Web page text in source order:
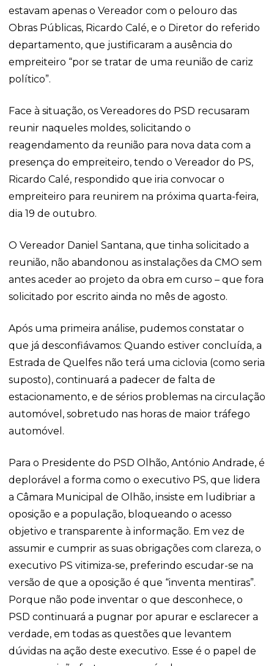
estavam apenas o Vereador com o pelouro das
Obras Públicas, Ricardo Calé, e o Diretor do referido
departamento, que justificaram a ausência do
empreiteiro “por se tratar de uma reunião de cariz
político”.
Face à situação, os Vereadores do PSD recusaram
reunir naqueles moldes, solicitando o
reagendamento da reunião para nova data com a
presença do empreiteiro, tendo o Vereador do PS,
Ricardo Calé, respondido que iria convocar o
empreiteiro para reunirem na próxima quarta-feira,
dia 19 de outubro.
O Vereador Daniel Santana, que tinha solicitado a
reunião, não abandonou as instalações da CMO sem
antes aceder ao projeto da obra em curso – que fora
solicitado por escrito ainda no mês de agosto.
Após uma primeira análise, pudemos constatar o
que já desconfiávamos: Quando estiver concluída, a
Estrada de Quelfes não terá uma ciclovia (como seria
suposto), continuará a padecer de falta de
estacionamento, e de sérios problemas na circulação
automóvel, sobretudo nas horas de maior tráfego
automóvel.
Para o Presidente do PSD Olhão, António Andrade, é
deplorável a forma como o executivo PS, que lidera
a Câmara Municipal de Olhão, insiste em ludibriar a
oposição e a população, bloqueando o acesso
objetivo e transparente à informação. Em vez de
assumir e cumprir as suas obrigações com clareza, o
executivo PS vitimiza-se, preferindo escudar-se na
versão de que a oposição é que “inventa mentiras”.
Porque não pode inventar o que desconhece, o
PSD continuará a pugnar por apurar e esclarecer a
verdade, em todas as questões que levantem
dúvidas na ação deste executivo. Esse é o papel de